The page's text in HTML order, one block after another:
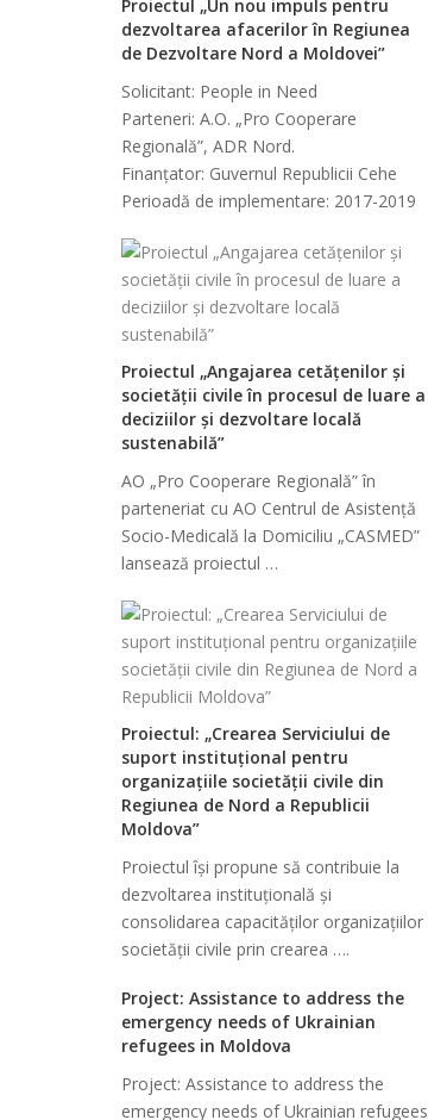
Proiectul „Un nou impuls pentru
dezvoltarea afacerilor în Regiunea
de Dezvoltare Nord a Moldovei”
Solicitant: People in Need
Parteneri: A.O. „Pro Cooperare
Regională”, ADR Nord.
Finanțator: Guvernul Republicii Cehe
Perioadă de implementare: 2017-2019
Proiectul „Angajarea cetățenilor și
societății civile în procesul de luare a
deciziilor și dezvoltare locală
sustenabilă”
AO „Pro Cooperare Regională” în
parteneriat cu AO Centrul de Asistenţă
Socio-Medicală la Domiciliu „CASMED”
lansează proiectul …
Proiectul: „Crearea Serviciului de
suport instituțional pentru
organizațiile societății civile din
Regiunea de Nord a Republicii
Moldova”
Proiectul își propune să contribuie la
dezvoltarea instituţională şi
consolidarea capacităţilor organizaţiilor
societății civile prin crearea ….
Project: Assistance to address the
emergency needs of Ukrainian
refugees in Moldova
Project: Assistance to address the
emergency needs of Ukrainian refugees